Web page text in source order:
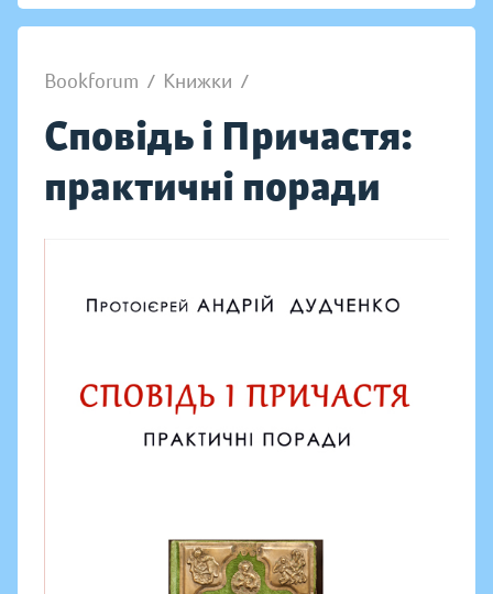
Bookforum / Книжки /
Сповідь і Причастя:
практичні поради